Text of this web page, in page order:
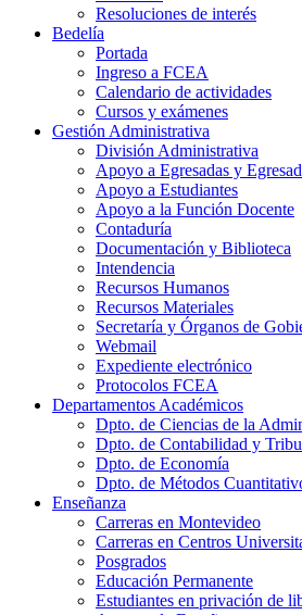
Resoluciones de interés
Bedelía
Portada
Ingreso a FCEA
Calendario de actividades
Cursos y exámenes
Gestión Administrativa
División Administrativa
Apoyo a Egresadas y
Apoyo a Estudiantes
Apoyo a la Función Docente
Contaduría
Documentación y Biblioteca
Intendencia
Recursos Humanos
Recursos Materiales
Secretaría y Órganos de
Webmail
Expediente electrónico
Protocolos FCEA
Departamentos Académicos
Dpto. de Ciencias de la
Dpto. de Contabilidad y
Dpto. de Economía
Dpto. de Métodos
Enseñanza
Carreras en Montevideo
Carreras en Centros
Posgrados
Educación Permanente
Estudiantes en privación de